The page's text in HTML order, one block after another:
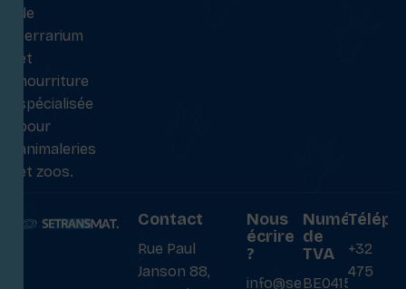
de
terrarium
et
nourriture
spécialisée
pour
animaleries
et zoos.
Contact
Rue Paul
Janson 88,
Nous
écrire
?
info@setransmat.com
Numéro
de
TVA
BE0415027069
+32
475